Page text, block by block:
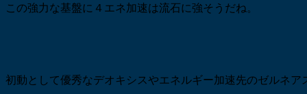
この強力な基盤に４エネ加速は流石に強そうだね。
初動として優秀なデオキシスやエネルギー加速先のゼルネ